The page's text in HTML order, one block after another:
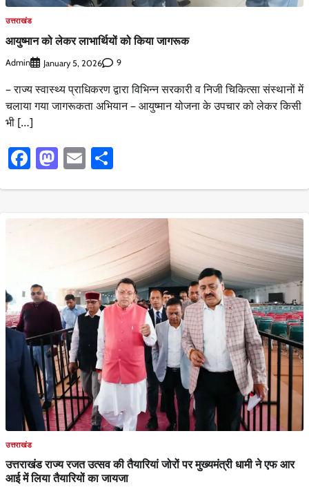
उत्तराखंड
आयुष्मान को लेकर लाभार्थियों को किया जागरूक
Admin January 5, 2026 9
– राज्य स्वास्थ्य प्राधिकरण द्वारा विभिन्न सरकारी व निजी चिकित्सा संस्थानों में
चलाया गया जागरूकता अभियान – आयुष्मान योजना के उपचार को लेकर किसी
भी […]
Facebook
Mastodon
Email
उत्तराखंड
उत्तराखंड राज्य रजत उत्सव की तैयारियां जोरों पर मुख्यमंत्री धामी ने एफ आर
आई में लिया तैयारियों का जायजा